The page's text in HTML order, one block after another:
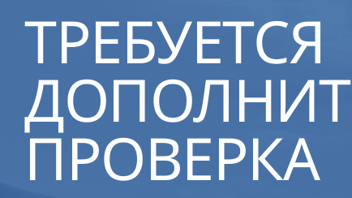
ТРЕБУЕТСЯ
ПРОВЕРКА